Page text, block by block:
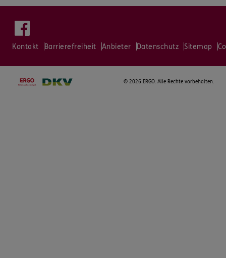
Kontakt Barrierefreiheit Anbieter Datenschutz Sitemap
© 2026 ERGO. Alle Rechte vorbehalten.